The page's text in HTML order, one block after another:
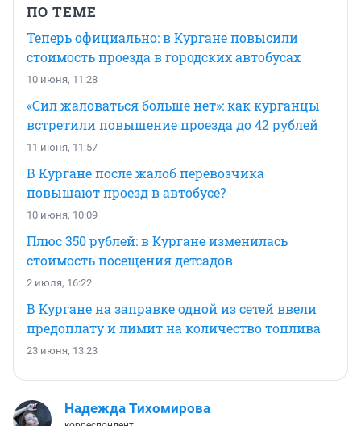
ПО ТЕМЕ
Теперь официально: в Кургане повысили
стоимость проезда в городских автобусах
10 июня, 11:28
«Сил жаловаться больше нет»: как курганцы
встретили повышение проезда до 42 рублей
11 июня, 11:57
В Кургане после жалоб перевозчика
повышают проезд в автобусе?
10 июня, 10:09
Плюс 350 рублей: в Кургане изменилась
стоимость посещения детсадов
2 июля, 16:22
В Кургане на заправке одной из сетей ввели
предоплату и лимит на количество топлива
23 июня, 13:23
Надежда Тихомирова